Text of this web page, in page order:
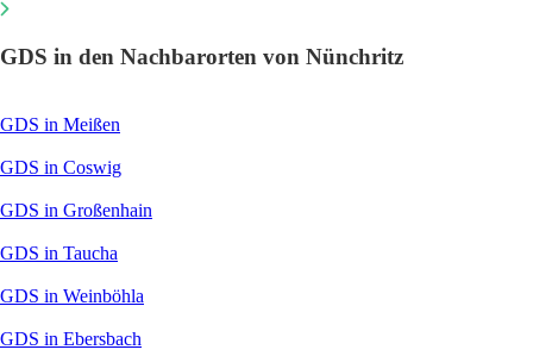
GDS in den Nachbarorten von Nünchritz
GDS in Meißen
GDS in Coswig
GDS in Großenhain
GDS in Taucha
GDS in Weinböhla
GDS in Ebersbach